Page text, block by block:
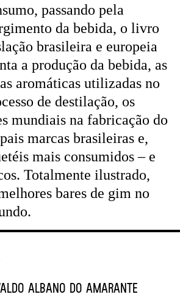
ALBANO DO AMARANTE
passando pela
da bebida, o livro
brasileira e europeia
a produção da bebida, as
aromáticas utilizadas no
de destilação, os
mundiais na fabricação do
marcas brasileiras e,
mais consumidos – e
Totalmente ilustrado,
bares de gim no